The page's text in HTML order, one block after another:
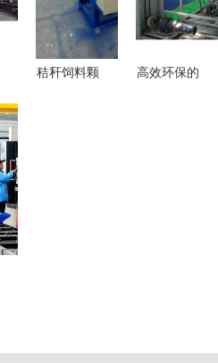
业推荐
4.0核心驱
动力
秸秆饲料颗
高效环保的